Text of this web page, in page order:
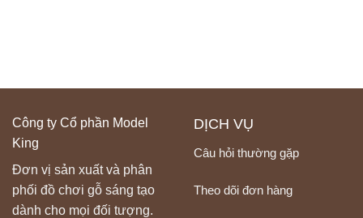
Công ty Cổ phần Model
King
Đơn vị sản xuất và phân
phối đồ chơi gỗ sáng tạo
dành cho mọi đối tượng.
DỊCH VỤ
Câu hỏi thường gặp
Theo dõi đơn hàng